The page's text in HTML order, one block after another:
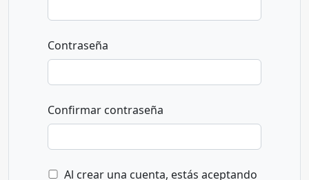
Contraseña
Confirmar contraseña
Al crear una cuenta, estás aceptando